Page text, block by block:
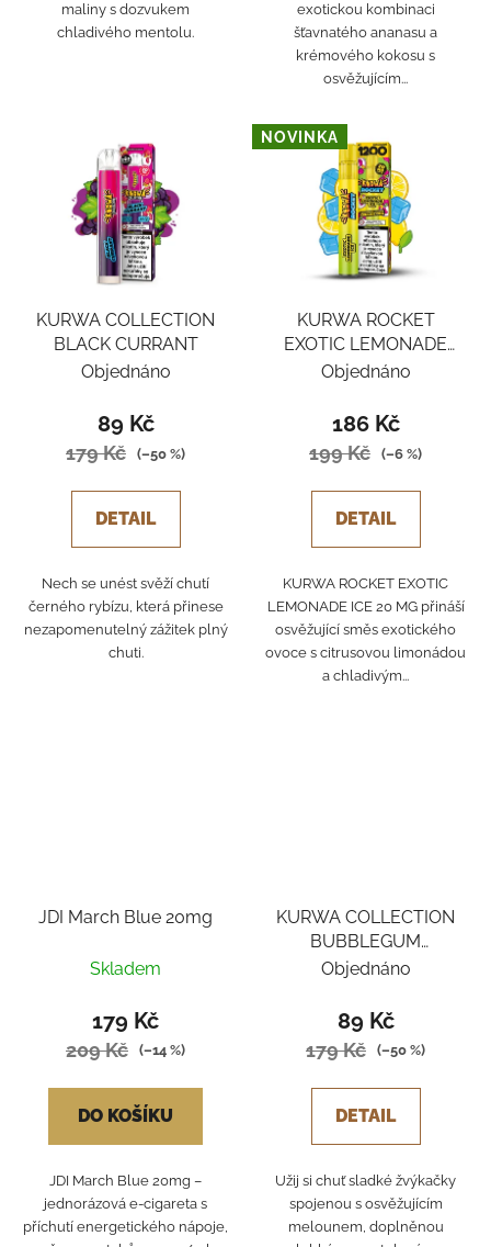
maliny s dozvukem
chladivého mentolu.
exotickou kombinaci
šťavnatého ananasu a
krémového kokosu s
osvěžujícím...
KURWA COLLECTION
BLACK CURRANT
Objednáno
89 Kč
179 Kč (–50 %)
DETAIL
Nech se unést svěží chutí
černého rybízu, která přinese
nezapomenutelný zážitek plný
chuti.
NOVINKA
KURWA ROCKET
EXOTIC LEMONADE
ICE
Objednáno
186 Kč
199 Kč (–6 %)
DETAIL
KURWA ROCKET EXOTIC
LEMONADE ICE 20 MG přináší
osvěžující směs exotického
ovoce s citrusovou limonádou
a chladivým...
JDI March Blue 20mg
Skladem
179 Kč
209 Kč (–14 %)
DO KOŠÍKU
JDI March Blue 20mg –
jednorázová e-cigareta s
příchutí energetického nápoje,
KURWA COLLECTION
BUBBLEGUM
WATERMELON ICE
Objednáno
89 Kč
179 Kč (–50 %)
DETAIL
Užij si chuť sladké žvýkačky
spojenou s osvěžujícím
melounem, doplněnou